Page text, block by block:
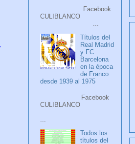
Facebook
CULIBLANCO
...
Títulos del
Real Madrid
y FC
Barcelona
en la época
de Franco
desde 1939 al 1975
Facebook
CULIBLANCO
Todos los
títulos del